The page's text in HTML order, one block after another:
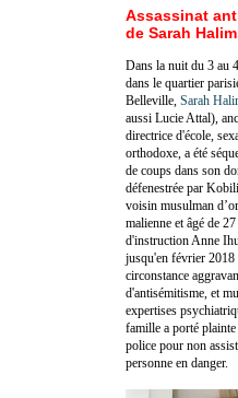
Assassinat
de Sarah
Dans la nuit du 3 au
dans le quartier
Belleville, Sarah
aussi Lucie Attal),
directrice d'école,
orthodoxe, a été
de coups dans son
défenestrée par
voisin musulman
malienne et âgé de
d'instruction Anne
jusqu'en février 2018
circonstance
d'antisémitisme, et
expertises
famille a porté
police pour non
personne en danger.